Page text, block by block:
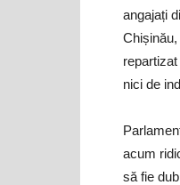
angajați
nici de
acum
să fie